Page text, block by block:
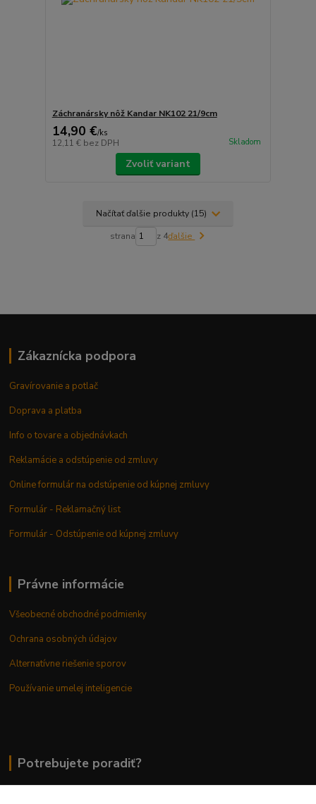
Záchranársky nôž Kandar NK102 21/9cm
14,90 €/ks
12,11 € bez DPH Skladom
Zvoliť variant
Načítať ďalšie produkty (15)
strana z 4ďalšie
Zákaznícka podpora
Gravírovanie a potlač
Doprava a platba
Info o tovare a objednávkach
Reklamácie a odstúpenie od zmluvy
Online formulár na odstúpenie od kúpnej zmluvy
Formulár - Reklamačný list
Formulár - Odstúpenie od kúpnej zmluvy
Právne informácie
Všeobecné obchodné podmienky
Ochrana osobných údajov
Alternatívne riešenie sporov
Používanie umelej inteligencie
Potrebujete poradiť?